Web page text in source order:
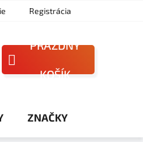
Registrácia
NÁKUPNÝ
PRÁZDNY
KOŠÍK
ZNAČKY